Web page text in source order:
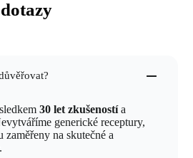
30 let zkušenostía
generické receptury,
zaměřeny na skutečné a